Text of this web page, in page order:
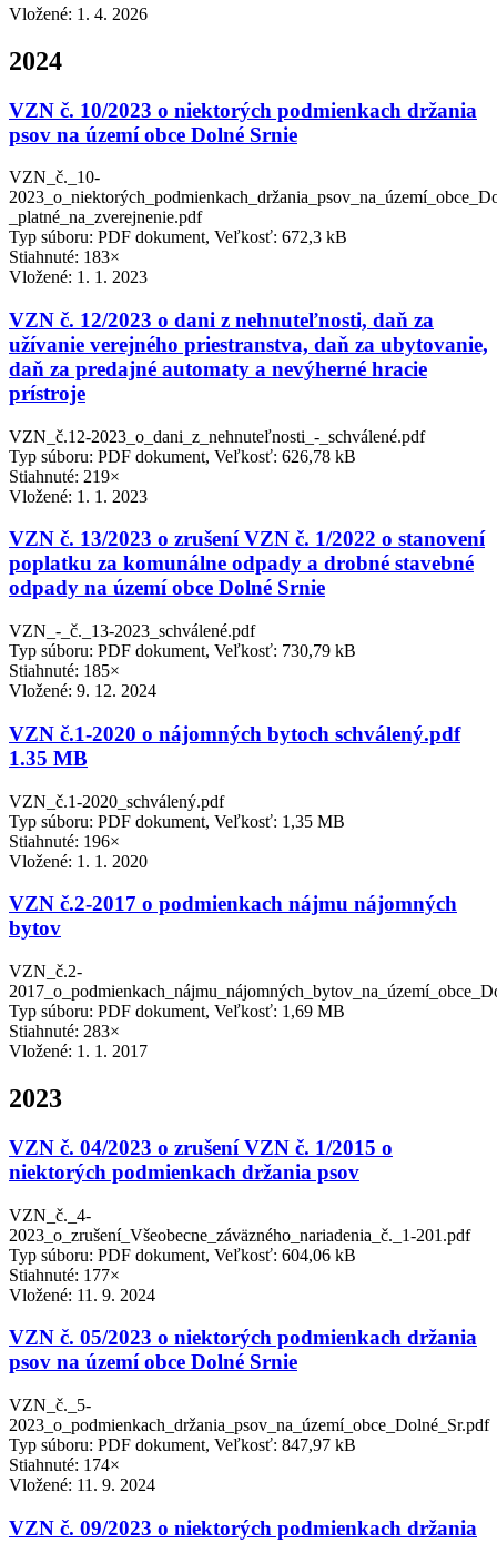
Vložené: 1. 4. 2026
2024
VZN č. 10/2023 o niektorých podmienkach držania
psov na území obce Dolné Srnie
VZN_č._10-
_platné_na_zverejnenie.pdf
Typ súboru: PDF dokument, Veľkosť: 672,3 kB
Stiahnuté: 183×
Vložené: 1. 1. 2023
VZN č. 12/2023 o dani z nehnuteľnosti, daň za
užívanie verejného priestranstva, daň za ubytovanie,
daň za predajné automaty a nevýherné hracie
prístroje
VZN_č.12-2023_o_dani_z_nehnuteľnosti_-_schválené.pdf
Typ súboru: PDF dokument, Veľkosť: 626,78 kB
Stiahnuté: 219×
Vložené: 1. 1. 2023
VZN č. 13/2023 o zrušení VZN č. 1/2022 o stanovení
poplatku za komunálne odpady a drobné stavebné
odpady na území obce Dolné Srnie
VZN_-_č._13-2023_schválené.pdf
Typ súboru: PDF dokument, Veľkosť: 730,79 kB
Stiahnuté: 185×
Vložené: 9. 12. 2024
VZN č.1-2020 o nájomných bytoch schválený.pdf
1.35 MB
VZN_č.1-2020_schválený.pdf
Typ súboru: PDF dokument, Veľkosť: 1,35 MB
Stiahnuté: 196×
Vložené: 1. 1. 2020
VZN č.2-2017 o podmienkach nájmu nájomných
bytov
VZN_č.2-
Typ súboru: PDF dokument, Veľkosť: 1,69 MB
Stiahnuté: 283×
Vložené: 1. 1. 2017
2023
VZN č. 04/2023 o zrušení VZN č. 1/2015 o
niektorých podmienkach držania psov
VZN_č._4-
2023_o_zrušení_Všeobecne_záväzného_nariadenia_č._1-201.pdf
Typ súboru: PDF dokument, Veľkosť: 604,06 kB
Stiahnuté: 177×
Vložené: 11. 9. 2024
VZN č. 05/2023 o niektorých podmienkach držania
psov na území obce Dolné Srnie
VZN_č._5-
2023_o_podmienkach_držania_psov_na_území_obce_Dolné_Sr.pdf
Typ súboru: PDF dokument, Veľkosť: 847,97 kB
Stiahnuté: 174×
Vložené: 11. 9. 2024
VZN č. 09/2023 o niektorých podmienkach držania